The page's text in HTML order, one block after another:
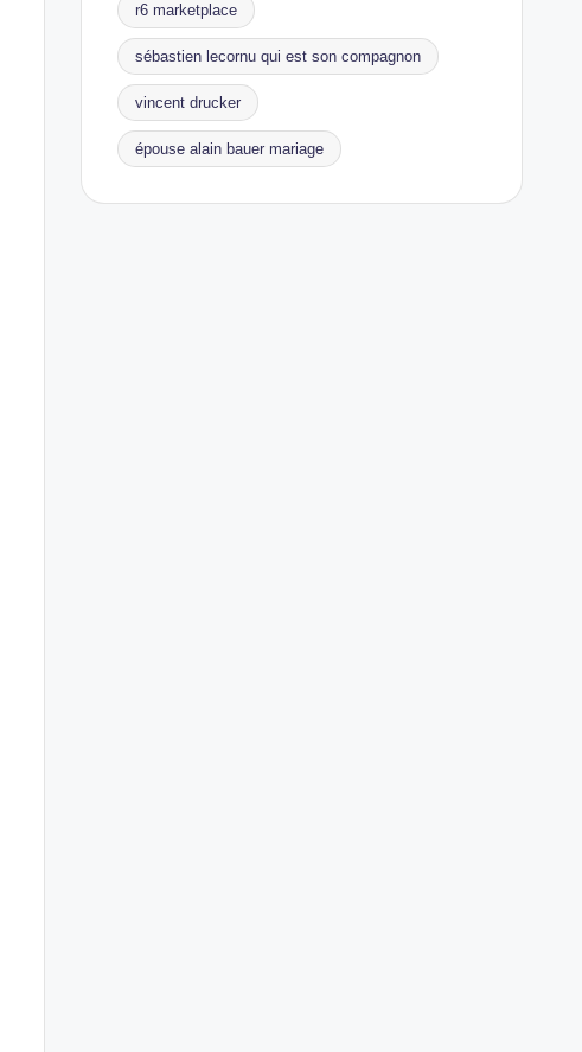
r6 marketplace
sébastien lecornu qui est son compagnon
vincent drucker
épouse alain bauer mariage